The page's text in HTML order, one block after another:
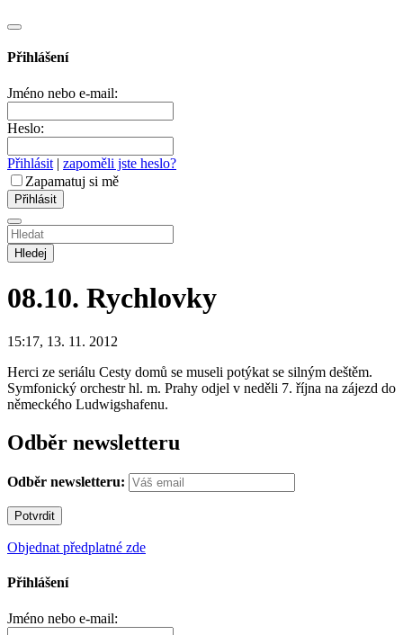
Přihlášení
Jméno nebo e-mail:
Heslo:
Přihlásit | zapoměli jste heslo?
Zapamatuj si mě
Hledej
08.10. Rychlovky
15:17, 13. 11. 2012
Herci ze seriálu Cesty domů se museli potýkat se silným deštěm.
Symfonický orchestr hl. m. Prahy odjel v neděli 7. října na zájezd do
německého Ludwigshafenu.
Odběr newsletteru
Odběr newsletteru:
Objednat předplatné zde
Přihlášení
Jméno nebo e-mail: